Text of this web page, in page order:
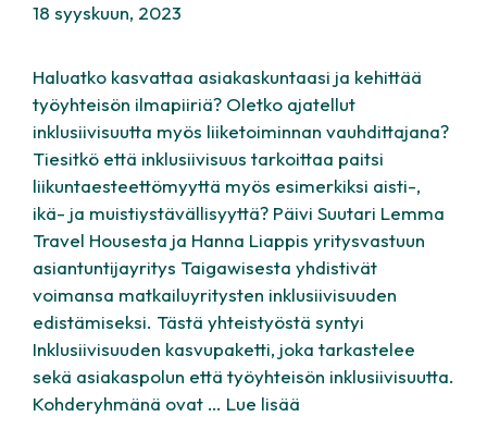
18 syyskuun, 2023
Haluatko kasvattaa asiakaskuntaasi ja kehittää
työyhteisön ilmapiiriä? Oletko ajatellut
inklusiivisuutta myös liiketoiminnan vauhdittajana?
Tiesitkö että inklusiivisuus tarkoittaa paitsi
liikuntaesteettömyyttä myös esimerkiksi aisti-,
ikä- ja muistiystävällisyyttä? Päivi Suutari Lemma
Travel Housesta ja Hanna Liappis yritysvastuun
asiantuntijayritys Taigawisesta yhdistivät
voimansa matkailuyritysten inklusiivisuuden
edistämiseksi. Tästä yhteistyöstä syntyi
Inklusiivisuuden kasvupaketti, joka tarkastelee
sekä asiakaspolun että työyhteisön inklusiivisuutta.
Kohderyhmänä ovat … Lue lisää